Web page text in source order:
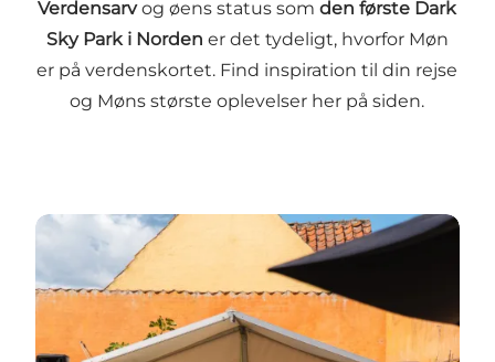
Verdensarvog øens status somden første Dark
Sky Park i Norden er det tydeligt, hvorfor Møn
er på verdenskortet. Find inspiration til din rejse
og Møns største oplevelser her på siden.
folkemøde møn